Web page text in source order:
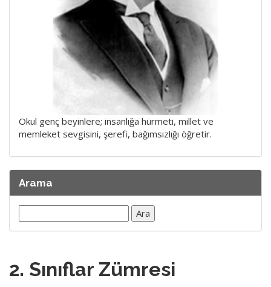
Okul genç beyinlere; insanlığa hürmeti, millet ve
memleket sevgisini, şerefi, bağımsızlığı öğretir.
Arama
2. Sınıflar Zümresi